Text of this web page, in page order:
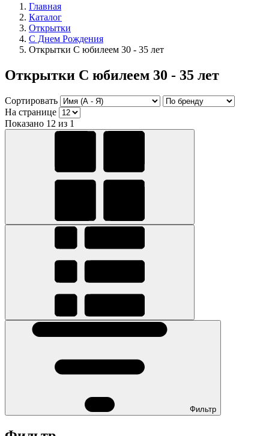
Главная
Каталог
Открытки
С Днем Рождения
Открытки С юбилеем 30 - 35 лет
Открытки С юбилеем 30 - 35 лет
Сортировать
На странице
Показано 12 из 1
Фильтр